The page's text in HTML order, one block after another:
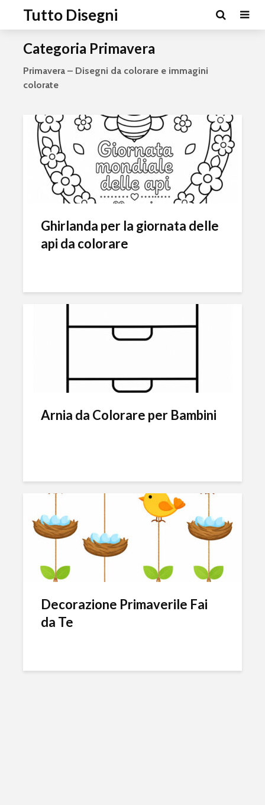
Tutto Disegni
Categoria Primavera
Primavera – Disegni da colorare e immagini
colorate
Ghirlanda per la giornata delle
api da colorare
Arnia da Colorare per Bambini
Decorazione Primaverile Fai
da Te